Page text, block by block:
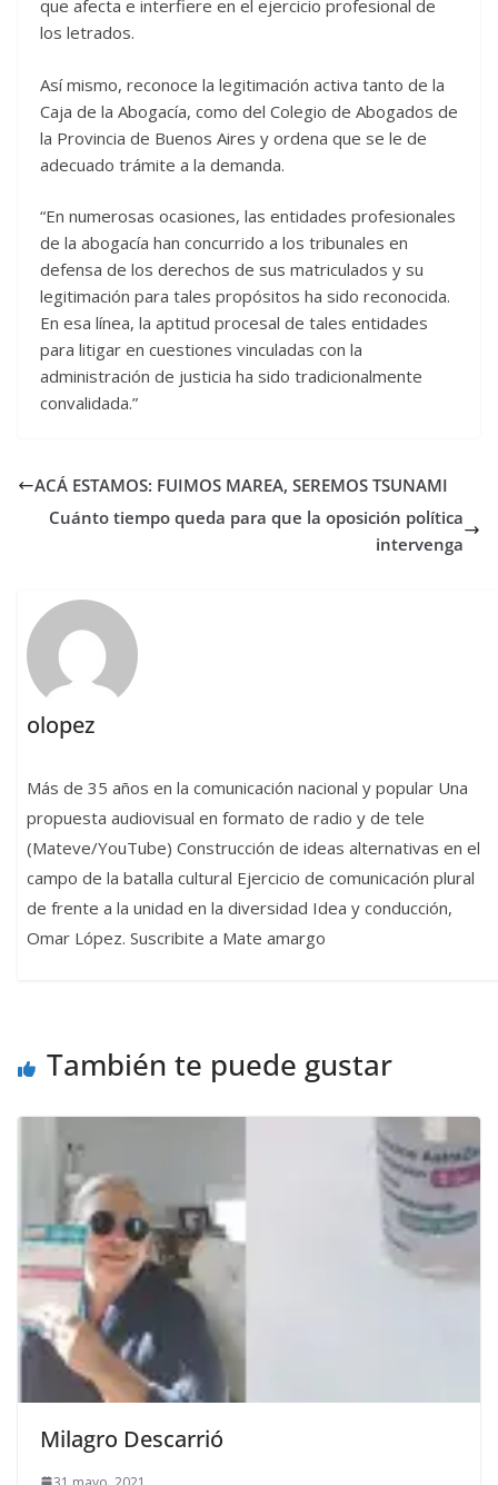
que afecta e interfiere en el ejercicio profesional de
los letrados.
Así mismo, reconoce la legitimación activa tanto de la
Caja de la Abogacía, como del Colegio de Abogados de
la Provincia de Buenos Aires y ordena que se le de
adecuado trámite a la demanda.
“En numerosas ocasiones, las entidades profesionales
de la abogacía han concurrido a los tribunales en
defensa de los derechos de sus matriculados y su
legitimación para tales propósitos ha sido reconocida.
En esa línea, la aptitud procesal de tales entidades
para litigar en cuestiones vinculadas con la
administración de justicia ha sido tradicionalmente
convalidada.”
ACÁ ESTAMOS: FUIMOS MAREA, SEREMOS TSUNAMI
Cuánto tiempo queda para que la oposición política
intervenga
olopez
Más de 35 años en la comunicación nacional y popular Una
propuesta audiovisual en formato de radio y de tele
(Mateve/YouTube) Construcción de ideas alternativas en el
campo de la batalla cultural Ejercicio de comunicación plural
de frente a la unidad en la diversidad Idea y conducción,
Omar López. Suscribite a Mate amargo
También te puede gustar
Milagro Descarrió